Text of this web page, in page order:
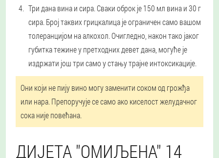
Три дана вина и сира.Сваки оброк је 150 мл вина и 30 г
сира. Број таквих грицкалица је ограничен само вашом
толеранцијом на алкохол. Очигледно, након тако јаког
губитка тежине у претходних девет дана, могуће је
издржати још три само у стању трајне интоксикације.
Они који не пију вино могу заменити соком од грожђа
или нара. Препоручује се само ако киселост желудачног
сока није повећана.
ДИЈЕТА "ОМИЉЕНА" 14